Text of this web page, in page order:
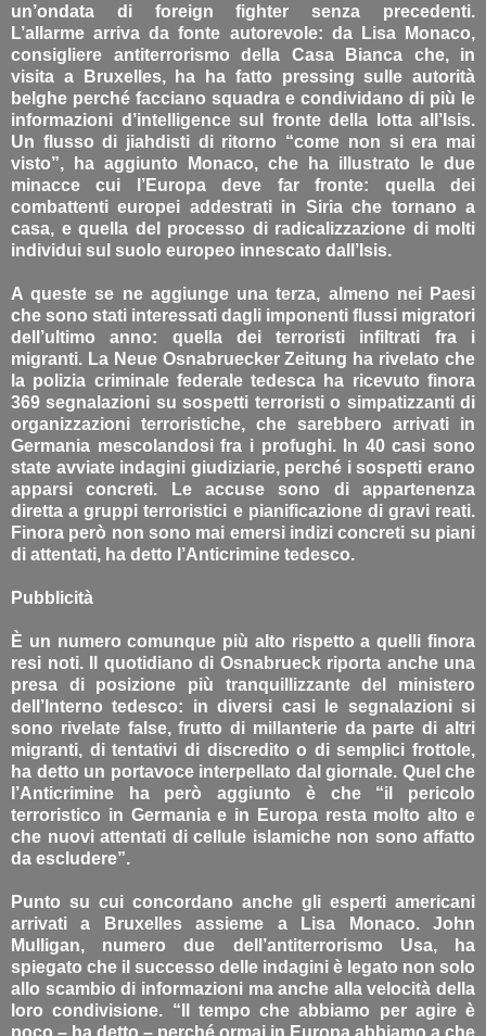
un’ondata di foreign fighter senza precedenti.
L’allarme arriva da fonte autorevole: da Lisa Monaco,
consigliere antiterrorismo della Casa Bianca che, in
visita a Bruxelles, ha ha fatto pressing sulle autorità
belghe perché facciano squadra e condividano di più le
informazioni d’intelligence sul fronte della lotta all’Isis.
Un flusso di jiahdisti di ritorno “come non si era mai
visto”, ha aggiunto Monaco, che ha illustrato le due
minacce cui l’Europa deve far fronte: quella dei
combattenti europei addestrati in Siria che tornano a
casa, e quella del processo di radicalizzazione di molti
individui sul suolo europeo innescato dall’Isis.
A queste se ne aggiunge una terza, almeno nei Paesi
che sono stati interessati dagli imponenti flussi migratori
dell’ultimo anno: quella dei terroristi infiltrati fra i
migranti. La Neue Osnabruecker Zeitung ha rivelato che
la polizia criminale federale tedesca ha ricevuto finora
369 segnalazioni su sospetti terroristi o simpatizzanti di
organizzazioni terroristiche, che sarebbero arrivati in
Germania mescolandosi fra i profughi. In 40 casi sono
state avviate indagini giudiziarie, perché i sospetti erano
apparsi concreti. Le accuse sono di appartenenza
diretta a gruppi terroristici e pianificazione di gravi reati.
Finora però non sono mai emersi indizi concreti su piani
di attentati, ha detto l’Anticrimine tedesco.
Pubblicità
È un numero comunque più alto rispetto a quelli finora
resi noti. Il quotidiano di Osnabrueck riporta anche una
presa di posizione più tranquillizzante del ministero
dell’Interno tedesco: in diversi casi le segnalazioni si
sono rivelate false, frutto di millanterie da parte di altri
migranti, di tentativi di discredito o di semplici frottole,
ha detto un portavoce interpellato dal giornale. Quel che
l’Anticrimine ha però aggiunto è che “il pericolo
terroristico in Germania e in Europa resta molto alto e
che nuovi attentati di cellule islamiche non sono affatto
da escludere”.
Punto su cui concordano anche gli esperti americani
arrivati a Bruxelles assieme a Lisa Monaco. John
Mulligan, numero due dell’antiterrorismo Usa, ha
spiegato che il successo delle indagini è legato non solo
allo scambio di informazioni ma anche alla velocità della
loro condivisione. “Il tempo che abbiamo per agire è
poco – ha detto – perché ormai in Europa abbiamo a che